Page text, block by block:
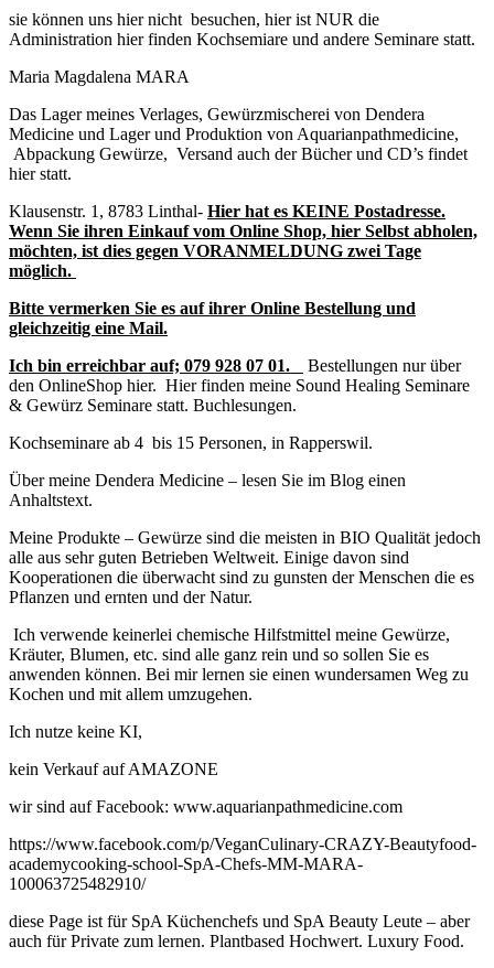
sie können uns hier nicht besuchen, hier ist NUR die
Administration hier finden Kochsemiare und andere Seminare statt.
Maria Magdalena MARA
Das Lager meines Verlages, Gewürzmischerei von Dendera
Medicine und Lager und Produktion von Aquarianpathmedicine,
Abpackung Gewürze, Versand auch der Bücher und CD’s findet
hier statt.
Klausenstr. 1, 8783 Linthal- Hier hat es KEINE Postadresse.
Wenn Sie ihren Einkauf vom Online Shop, hier Selbst abholen,
möchten, ist dies gegen VORANMELDUNG zwei Tage
möglich.
Bitte vermerken Sie es auf ihrer Online Bestellung und
gleichzeitig eine Mail.
Ich bin erreichbar auf; 079 928 07 01.
Bestellungen nur über
den OnlineShop hier. Hier finden meine Sound Healing Seminare
& Gewürz Seminare statt. Buchlesungen.
Kochseminare ab 4 bis 15 Personen, in Rapperswil.
Über meine Dendera Medicine – lesen Sie im Blog einen
Anhaltstext.
Meine Produkte – Gewürze sind die meisten in BIO Qualität jedoch
alle aus sehr guten Betrieben Weltweit. Einige davon sind
Kooperationen die überwacht sind zu gunsten der Menschen die es
Pflanzen und ernten und der Natur.
Ich verwende keinerlei chemische Hilfstmittel meine Gewürze,
Kräuter, Blumen, etc. sind alle ganz rein und so sollen Sie es
anwenden können. Bei mir lernen sie einen wundersamen Weg zu
Kochen und mit allem umzugehen.
Ich nutze keine KI,
kein Verkauf auf AMAZONE
wir sind auf Facebook: www.aquarianpathmedicine.com
https://www.facebook.com/p/VeganCulinary-CRAZY-Beautyfood-
academycooking-school-SpA-Chefs-MM-MARA-
100063725482910/
diese Page ist für SpA Küchenchefs und SpA Beauty Leute – aber
auch für Private zum lernen. Plantbased Hochwert. Luxury Food.